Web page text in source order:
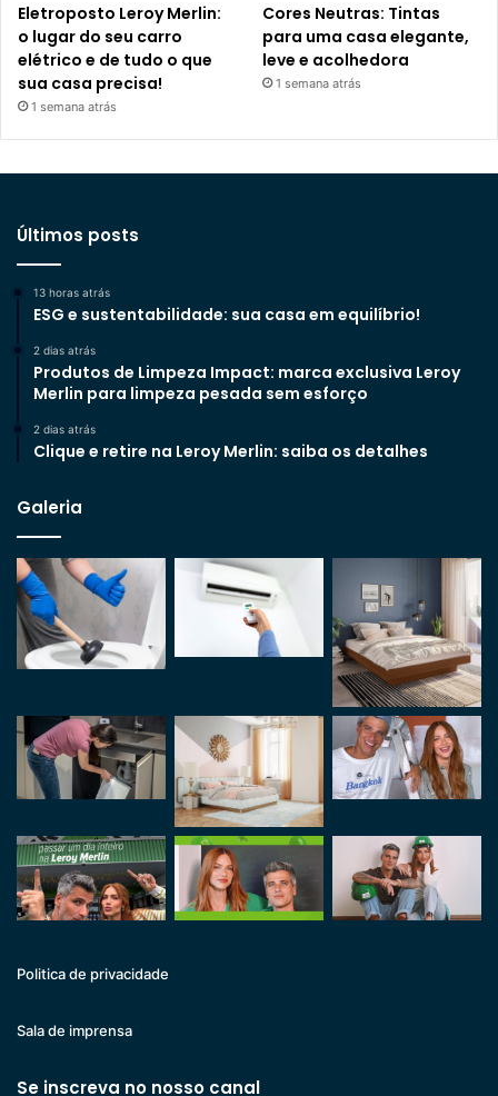
Eletroposto Leroy Merlin:
o lugar do seu carro
elétrico e de tudo o que
sua casa precisa!
1 semana atrás
Cores Neutras: Tintas
para uma casa elegante,
leve e acolhedora
1 semana atrás
Últimos posts
13 horas atrás
ESG e sustentabilidade: sua casa em equilíbrio!
2 dias atrás
Produtos de Limpeza Impact: marca exclusiva Leroy
Merlin para limpeza pesada sem esforço
2 dias atrás
Clique e retire na Leroy Merlin: saiba os detalhes
Galeria
Politica de privacidade
Sala de imprensa
Se inscreva no nosso canal